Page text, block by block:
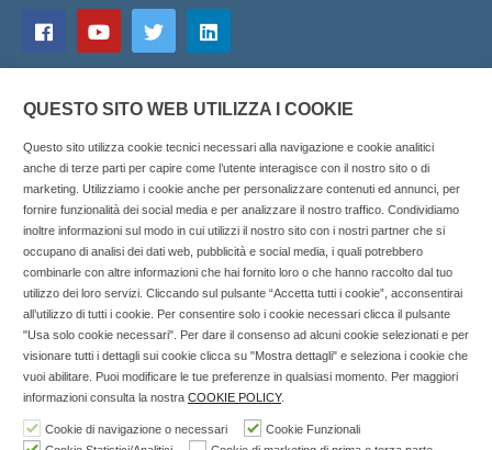
Copyright © 2025 SOCIALFARMA - La piattaforma web per i
professionisti della farmacia. Tutti i diritti riservati.
Socialfarma.it è un marchio di Sanità S.r.l. Largo San
Francesco, 19 - 73041 Carmiano (LE) - Tel: 0832.093720 Cell:
3276346536 Cell: 3297281965 - P.iva: 04571460759 - Rea: LE-
302152 Iscritta al n° 1 del Registro della Stampa del Tribunale
di Lecce il 15/01/2015.
QUESTO SITO WEB UTILIZZA I COOKIE
Questo sito utilizza cookie tecnici necessari alla navigazione e cookie analitici
anche di terze parti per capire come l’utente interagisce con il nostro sito o di
marketing. Utilizziamo i cookie anche per personalizzare contenuti ed annunci, per
fornire funzionalità dei social media e per analizzare il nostro traffico. Condividiamo
inoltre informazioni sul modo in cui utilizzi il nostro sito con i nostri partner che si
occupano di analisi dei dati web, pubblicità e social media, i quali potrebbero
combinarle con altre informazioni che hai fornito loro o che hanno raccolto dal tuo
utilizzo dei loro servizi. Cliccando sul pulsante “Accetta tutti i cookie”, acconsentirai
all’utilizzo di tutti i cookie. Per consentire solo i cookie necessari clicca il pulsante
"Usa solo cookie necessari". Per dare il consenso ad alcuni cookie selezionati e per
visionare tutti i dettagli sui cookie clicca su "Mostra dettagli" e seleziona i cookie che
vuoi abilitare. Puoi modificare le tue preferenze in qualsiasi momento. Per maggiori
informazioni consulta la nostra COOKIE POLICY.
Cookie di navigazione o necessari
Cookie Funzionali